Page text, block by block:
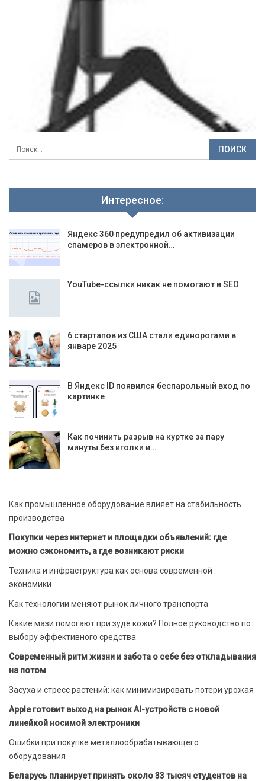
Интересное:
Яндекс 360 предупредил об активизации
спамеров в электронной…
YouTube-ссылки никак не помогают в SEO
6 стартапов из США стали единорогами в
январе 2025
В Яндекс ID появился беспарольный вход по
картинке
Как починить разрыв на куртке за пару
минуты без иголки и…
Как промышленное оборудование влияет на стабильность
производства
Покупки через интернет и площадки объявлений: где
можно сэкономить, а где возникают риски
Техника и инфраструктура как основа современной
экономики
Как технологии меняют рынок личного транспорта
Какие мази помогают при зуде кожи? Полное руководство по
выбору эффективного средства
Современный ритм жизни и забота о себе без откладывания
на потом
Засуха и стресс растений: как минимизировать потери урожая
Apple готовит выход на рынок AI-устройств с новой
линейкой носимой электроники
Ошибки при покупке металлообрабатывающего
оборудования
Беларусь планирует принять около 33 тысяч студентов на